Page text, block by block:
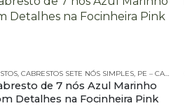
, CABRESTOS SETE NÓS SIMPLES, PE – CABRESTOS
de 7 nós Azul Marinho
Detalhes na Focinheira Pink